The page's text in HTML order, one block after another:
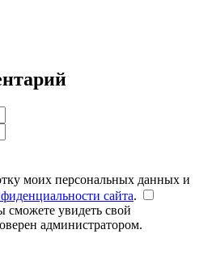
моих персональных данных и
сайта.
увидеть свой
администратором.